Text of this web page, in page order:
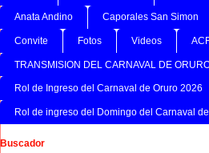
Anata Andino Caporales San Simon
Convite Fotos Videos
TRANSMISION DEL CARNAVAL DE
Rol de Ingreso del Carnaval de Oruro 2026
Rol de ingreso del Domingo del Carnaval
Buscador